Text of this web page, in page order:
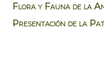
Flora y Fauna de la
Presentación de la